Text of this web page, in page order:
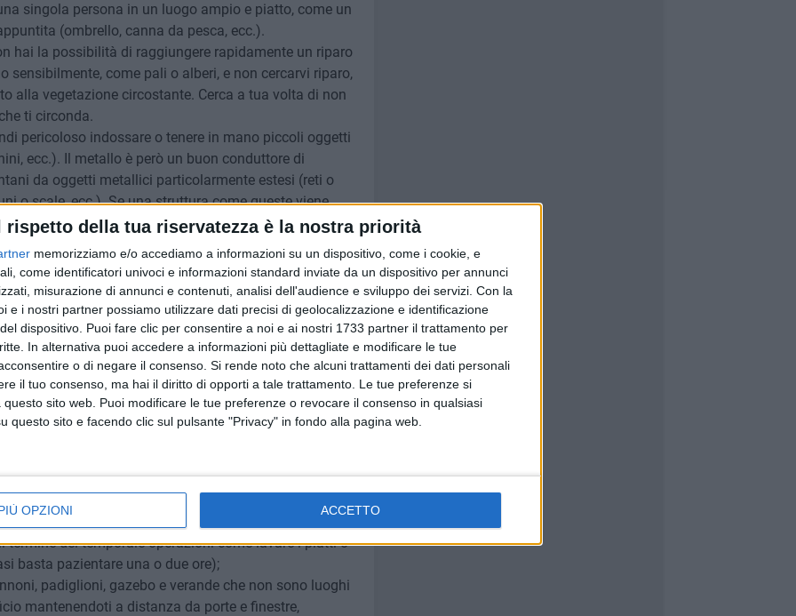
rispetto della tua riservatezza è la nostra priorità
memorizziamo e/o accediamo a informazioni su un dispositivo, come i cookie, e
come identificatori univoci e informazioni standard inviate da un dispositivo per annunci
misurazione di annunci e contenuti, analisi dell'audience e sviluppo dei servizi. Con la
e i nostri partner possiamo utilizzare dati precisi di geolocalizzazione e identificazione
dispositivo. Puoi fare clic per consentire a noi e ai nostri 1733 partner il trattamento per
In alternativa puoi accedere a informazioni più dettagliate e modificare le tue
o di negare il consenso. Si rende noto che alcuni trattamenti dei dati personali
il tuo consenso, ma hai il diritto di opporti a tale trattamento. Le tue preferenze si
sito web. Puoi modificare le tue preferenze o revocare il consenso in qualsiasi
questo sito e facendo clic sul pulsante "Privacy" in fondo alla pagina web.
OPZIONI ACCETTO
singola persona in un luogo ampio e piatto, come un
(ombrello, canna da pesca, ecc.).
hai la possibilità di raggiungere rapidamente un riparo
sensibilmente, come pali o alberi, e non cercarvi riparo,
alla vegetazione circostante. Cerca a tua volta di non
ti circonda.
pericoloso indossare o tenere in mano piccoli oggetti
ecc.). Il metallo è però un buon conduttore di
da oggetti metallici particolarmente estesi (reti o
o scale, ecc.). Se una struttura come queste viene
la corrente alla persona che vi si trova a contatto o
è opportuno stare lontani dall'acqua
lago) se nelle vicinanze si sta scatenando un
comunque alcune semplici regole durante iltemporale,
sicuro, purché non si entri in contatto con nulla che
alla rete elettrica e il telefono fisso. Se hai
cellulare o il cordless. Tieni spenti gli apparecchi ad
la spina), in particolare televisore, computer ed
all'esterno, come condutture, cavi, tubature ed
termine del temporale operazioni come lavare i piatti o
basta pazientare una o due ore);
padiglioni, gazebo e verande che non sono luoghi
mantenendoti a distanza da porte e finestre,